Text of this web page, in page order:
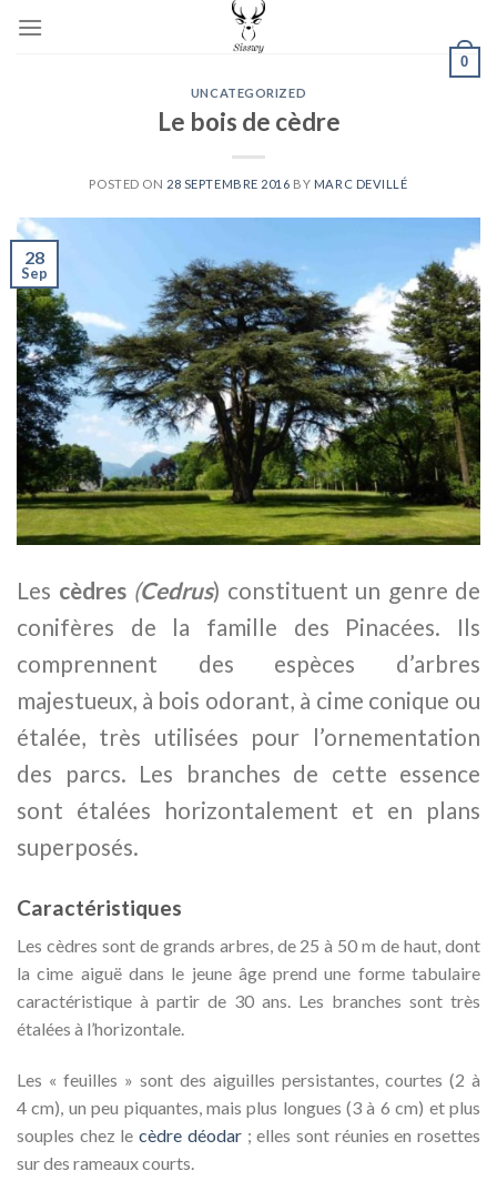
0
UNCATEGORIZED
Le bois de cèdre
POSTED ON 28 SEPTEMBRE 2016 BY MARC DEVILLÉ
28
Sep
Les cèdres (Cedrus) constituent un genre de
conifères de la famille des Pinacées. Ils
comprennent des espèces d’arbres
majestueux, à bois odorant, à cime conique ou
étalée, très utilisées pour l’ornementation
des parcs. Les branches de cette essence
sont étalées horizontalement et en plans
superposés.
Caractéristiques
Les cèdres sont de grands arbres, de 25 à 50 m de haut, dont
la cime aiguë dans le jeune âge prend une forme tabulaire
caractéristique à partir de 30 ans. Les branches sont très
étalées à l’horizontale.
Les « feuilles » sont des aiguilles persistantes, courtes (2 à
4 cm), un peu piquantes, mais plus longues (3 à 6 cm) et plus
souples chez lecèdre déodar; elles sont réunies en rosettes
sur des rameaux courts.